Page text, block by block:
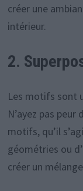
créer une
intérieur.
2.
Les motifs sont
N’ayez pas
motifs, qu’il
géométries ou
créer un